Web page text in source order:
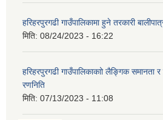
हरिहरपुरगढी गाउँपालिकामा हुने तरकारी
मिति: 08/24/2023 - 16:22
हरिहरपुरगढी गाउँपालिकाकाो लैङ्गिक समानता
रणनिति
मिति: 07/13/2023 - 11:08